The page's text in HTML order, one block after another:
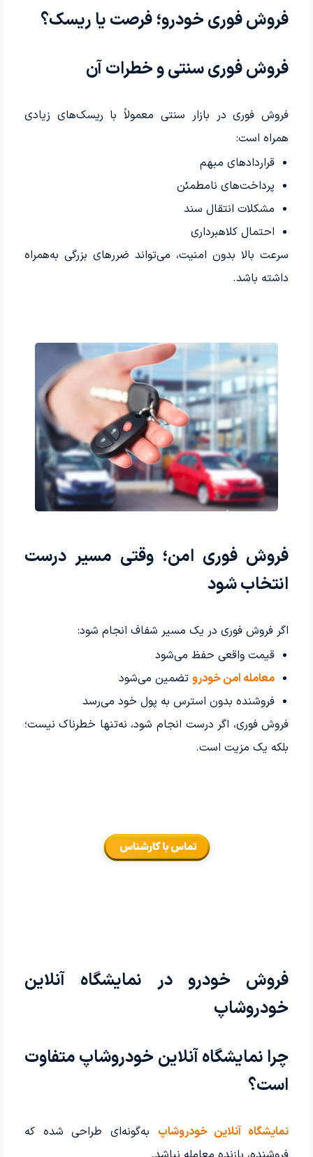
فروش فوری خودرو؛ فرصت یا ریسک؟
فروش فوری سنتی و خطرات آن
فروش فوری در بازار سنتی معمولاً با ریسک‌های زیادی
همراه است:
قراردادهای مبهم
پرداخت‌های نامطمئن
مشکلات انتقال سند
احتمال کلاهبرداری
سرعت بالا بدون امنیت، می‌تواند ضررهای بزرگی به‌همراه
داشته باشد.
فروش فوری امن؛ وقتی مسیر درست
انتخاب شود
اگر فروش فوری در یک مسیر شفاف انجام شود:
قیمت واقعی حفظ می‌شود
معامله امن خودرو تضمین می‌شود
فروشنده بدون استرس به پول خود می‌رسد
فروش فوری، اگر درست انجام شود، نه‌تنها خطرناک نیست؛
بلکه یک مزیت است.
فروش خودرو در نمایشگاه آنلاین
خودروشاپ
چرا نمایشگاه آنلاین خودروشاپ متفاوت
است؟
نمایشگاه آنلاین خودروشاپ به‌گونه‌ای طراحی شده که